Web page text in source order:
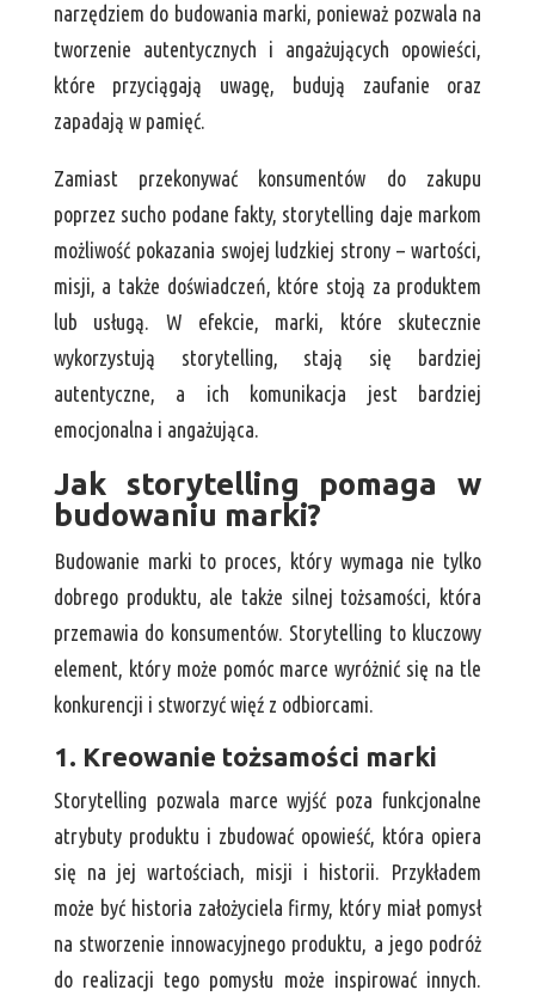
narzędziem do budowania marki, ponieważ pozwala na
tworzenie autentycznych i angażujących opowieści,
które przyciągają uwagę, budują zaufanie oraz
zapadają w pamięć.
Zamiast przekonywać konsumentów do zakupu
poprzez sucho podane fakty, storytelling daje markom
możliwość pokazania swojej ludzkiej strony – wartości,
misji, a także doświadczeń, które stoją za produktem
lub usługą. W efekcie, marki, które skutecznie
wykorzystują storytelling, stają się bardziej
autentyczne, a ich komunikacja jest bardziej
emocjonalna i angażująca.
Jak storytelling pomaga w
budowaniu marki?
Budowanie marki to proces, który wymaga nie tylko
dobrego produktu, ale także silnej tożsamości, która
przemawia do konsumentów. Storytelling to kluczowy
element, który może pomóc marce wyróżnić się na tle
konkurencji i stworzyć więź z odbiorcami.
1. Kreowanie tożsamości marki
Storytelling pozwala marce wyjść poza funkcjonalne
atrybuty produktu i zbudować opowieść, która opiera
się na jej wartościach, misji i historii. Przykładem
może być historia założyciela firmy, który miał pomysł
na stworzenie innowacyjnego produktu, a jego podróż
do realizacji tego pomysłu może inspirować innych.